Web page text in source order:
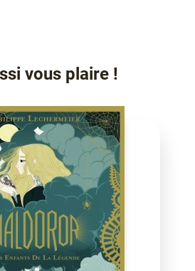
vous plaire !